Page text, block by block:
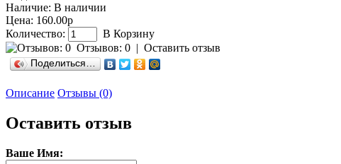
Наличие: В наличии
Цена: 160.00р
Количество:
В Корзину
Отзывов: 0 | Оставить отзыв
Поделиться…
Описание Отзывы (0)
Оставить отзыв
Ваше Имя: